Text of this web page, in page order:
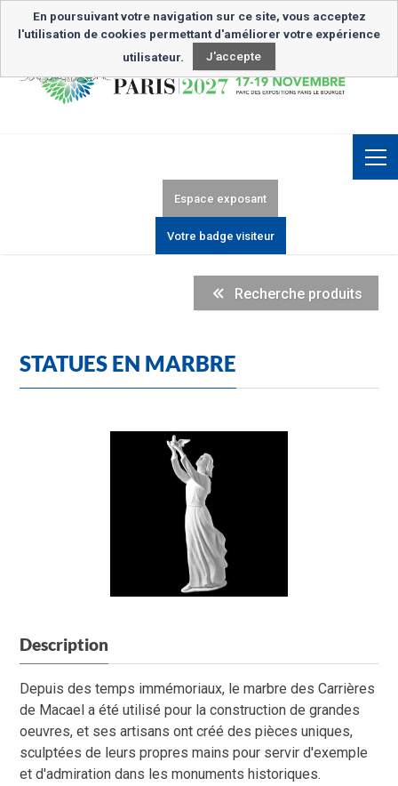
Inscription Newsletter
Espace exposant
Votre badge visiteur
Recherche produits
STATUES EN MARBRE
Description
Depuis des temps immémoriaux, le marbre des Carrières
de Macael a été utilisé pour la construction de grandes
oeuvres, et ses artisans ont créé des pièces uniques,
sculptées de leurs propres mains pour servir d'exemple
et d'admiration dans les monuments historiques.
En poursuivant votre navigation sur ce site, vous acceptez
l'utilisation de cookies permettant d'améliorer votre expérience
utilisateur.
J'accepte